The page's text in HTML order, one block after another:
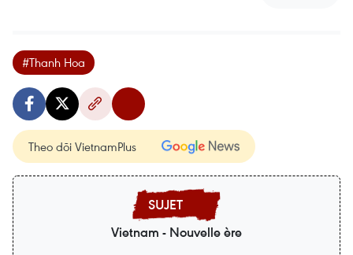
#Thanh Hoa
Theo dõi VietnamPlus
Vietnam - Nouvelle ère